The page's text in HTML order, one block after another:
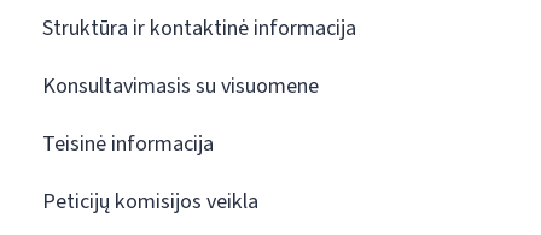
Struktūra ir kontaktinė informacija
Konsultavimasis su visuomene
Teisinė informacija
Peticijų komisijos veikla